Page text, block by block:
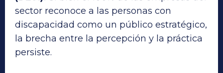
sector reconoce a las personas con
discapacidad como un público estratégico,
la brecha entre la percepción y la práctica
persiste.